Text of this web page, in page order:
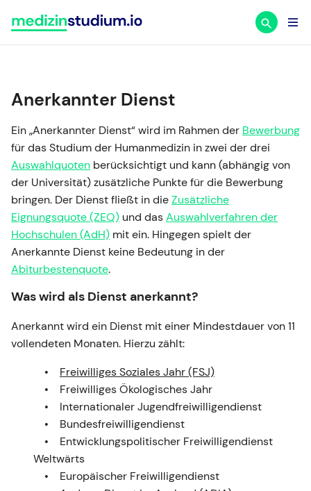
Inhalt
springen
Anerkannter Dienst
Ein „Anerkannter Dienst“ wird im Rahmen der Bewerbung
für das Studium der Humanmedizin in zwei der drei
Auswahlquoten berücksichtigt und kann (abhängig von
der Universität) zusätzliche Punkte für die Bewerbung
bringen. Der Dienst fließt in dieZusätzliche
Eignungsquote (ZEQ) und dasAuswahlverfahren der
Hochschulen (AdH) mit ein. Hingegen spielt der
Anerkannte Dienst keine Bedeutung in der
Abiturbestenquote.
Was wird als Dienst anerkannt?
Anerkannt wird ein Dienst mit einer Mindestdauer von 11
vollendeten Monaten. Hierzu zählt:
Freiwilliges Soziales Jahr (FSJ)
Freiwilliges Ökologisches Jahr
Internationaler Jugendfreiwilligendienst
Bundesfreiwilligendienst
Entwicklungspolitischer Freiwilligendienst
Weltwärts
Europäischer Freiwilligendienst